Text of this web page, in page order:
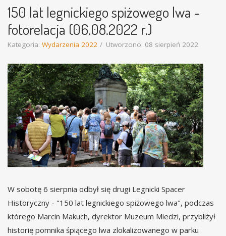
150 lat legnickiego spiżowego lwa -
fotorelacja (06.08.2022 r.)
Kategoria: Wydarzenia 2022 Utworzono: 08 sierpień 2022
W sobotę 6 sierpnia odbył się drugi Legnicki Spacer
Historyczny - "150 lat legnickiego spiżowego lwa", podczas
którego Marcin Makuch, dyrektor Muzeum Miedzi, przybliżył
historię pomnika śpiącego lwa zlokalizowanego w parku